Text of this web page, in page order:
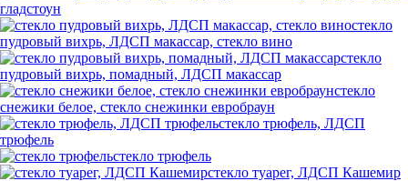
гладстоун
стекло
пудровый вихрь, ЛДСП макассар, стекло вино
стекло
пудровый вихрь, помадный, ЛДСП макассар
стекло
снежики белое, стекло снежинки евробраун
стекло трюфель, ЛДСП
трюфель
стекло трюфель
стекло туарег, ЛДСП Кашемир